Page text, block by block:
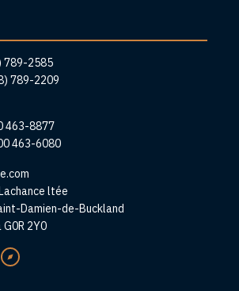
789-2585
789-2209
463-8877
463-6080
ltée
Damien-de-Buckland
G0R 2Y0